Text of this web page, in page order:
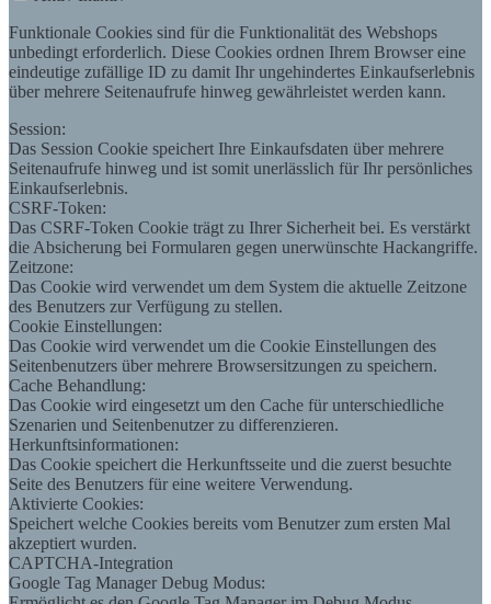
Funktionale Cookies sind für die Funktionalität des Webshops
unbedingt erforderlich. Diese Cookies ordnen Ihrem Browser eine
eindeutige zufällige ID zu damit Ihr ungehindertes Einkaufserlebnis
über mehrere Seitenaufrufe hinweg gewährleistet werden kann.
Session:
Das Session Cookie speichert Ihre Einkaufsdaten über mehrere
Seitenaufrufe hinweg und ist somit unerlässlich für Ihr persönliches
Einkaufserlebnis.
CSRF-Token:
Das CSRF-Token Cookie trägt zu Ihrer Sicherheit bei. Es verstärkt
die Absicherung bei Formularen gegen unerwünschte Hackangriffe.
Zeitzone:
Das Cookie wird verwendet um dem System die aktuelle Zeitzone
des Benutzers zur Verfügung zu stellen.
Cookie Einstellungen:
Das Cookie wird verwendet um die Cookie Einstellungen des
Seitenbenutzers über mehrere Browsersitzungen zu speichern.
Cache Behandlung:
Das Cookie wird eingesetzt um den Cache für unterschiedliche
Szenarien und Seitenbenutzer zu differenzieren.
Herkunftsinformationen:
Das Cookie speichert die Herkunftsseite und die zuerst besuchte
Seite des Benutzers für eine weitere Verwendung.
Aktivierte Cookies:
Speichert welche Cookies bereits vom Benutzer zum ersten Mal
akzeptiert wurden.
CAPTCHA-Integration
Google Tag Manager Debug Modus: